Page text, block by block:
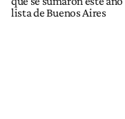
lista de Buenos Aires